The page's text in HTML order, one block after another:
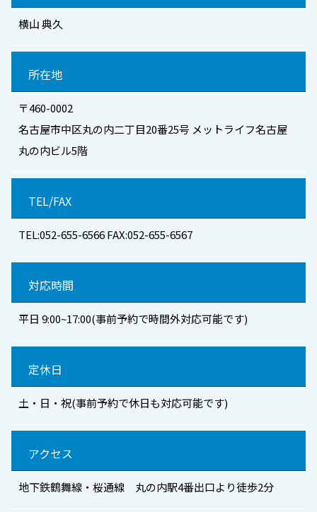
横山 典久
所在地
〒460-0002
名古屋市中区丸の内二丁目20番25号 メットライフ名古屋
丸の内ビル5階
TEL/FAX
TEL:052-655-6566 FAX:052-655-6567
対応時間
平日 9:00~17:00(事前予約で時間外対応可能です)
定休日
土・日・祝(事前予約で休日も対応可能です)
アクセス
地下鉄鶴舞線・桜通線 丸の内駅4番出口より徒歩2分